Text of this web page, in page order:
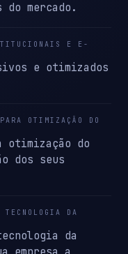
mercado.
E E-
e otimizados
OTIMIZAÇÃO DO
otimização do
dos seus
DA
da